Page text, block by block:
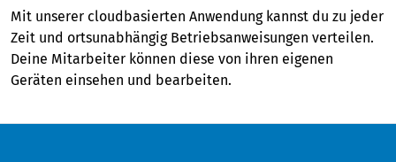
Mit unserer cloudbasierten Anwendung kannst du zu jeder
Zeit und ortsunabhängig Betriebsanweisungen verteilen.
Deine Mitarbeiter können diese von ihren eigenen
Geräten einsehen und bearbeiten.